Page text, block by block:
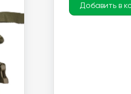
Добавить в